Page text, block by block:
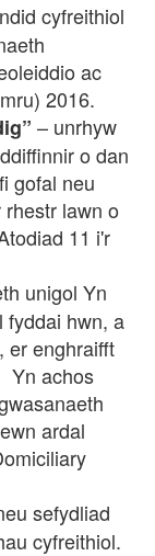
cyfreithiol
ac
2016.
– unrhyw
o dan
gofal neu
lawn o
11 i'r
unigol Yn
fyddai hwn, a
er enghraifft
Yn achos
ardal
sefydliad
cyfreithiol.